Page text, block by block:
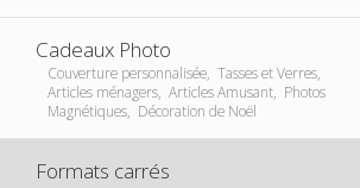
Cadeaux Photo
Couverture personnalisée, Tasses et Verres,
Articles ménagers, Articles Amusant, Photos
Magnétiques, Décoration de Noël
Formats carrés